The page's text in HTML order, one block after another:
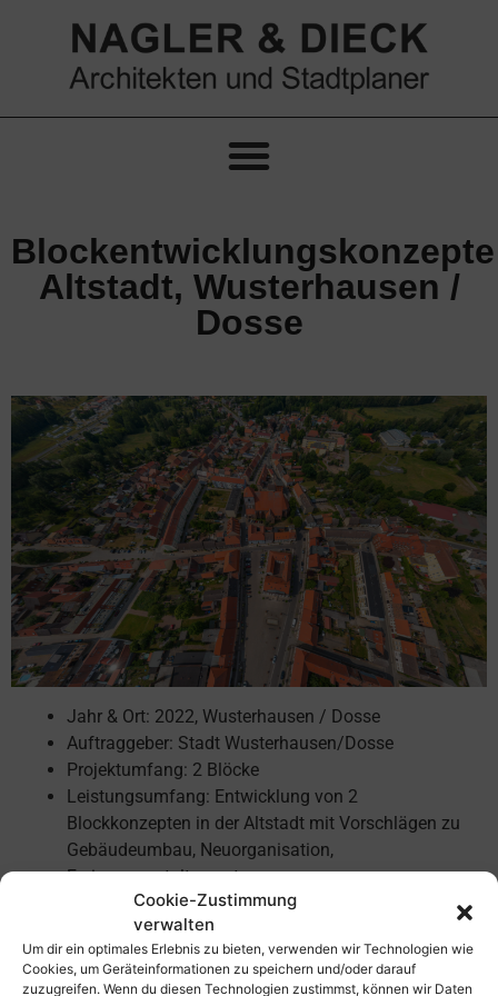
Cookie-Zustimmung
verwalten
Um dir ein optimales Erlebnis zu bieten, verwenden wir Technologien wie
Cookies, um Geräteinformationen zu speichern und/oder darauf
zuzugreifen. Wenn du diesen Technologien zustimmst, können wir Daten
Blockentwicklungskonzepte
Altstadt, Wusterhausen /
Dosse
Jahr & Ort: 2022, Wusterhausen / Dosse
Auftraggeber: Stadt Wusterhausen/Dosse
Projektumfang: 2 Blöcke
Leistungsumfang: Entwicklung von 2
Blockkonzepten in der Altstadt mit Vorschlägen zu
Gebäudeumbau, Neuorganisation,
Freiraumgestaltung etc.
Bezogen auf die Besonderheiten der beiden Baufelder
werden 2 auf die jeweilige Situation angepasste
Blockentwicklungskonzepte erstellt. Im Quartier „Grüne